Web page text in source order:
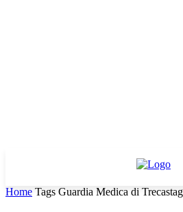
Home Tags Guardia Medica di